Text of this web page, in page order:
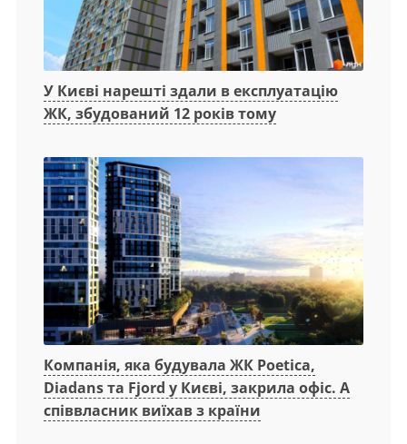
У Києві нарешті здали в експлуатацію
ЖК, збудований 12 років тому
Компанія, яка будувала ЖК Poetica,
Diadans та Fjord у Києві, закрила офіс. А
співвласник виїхав з країни